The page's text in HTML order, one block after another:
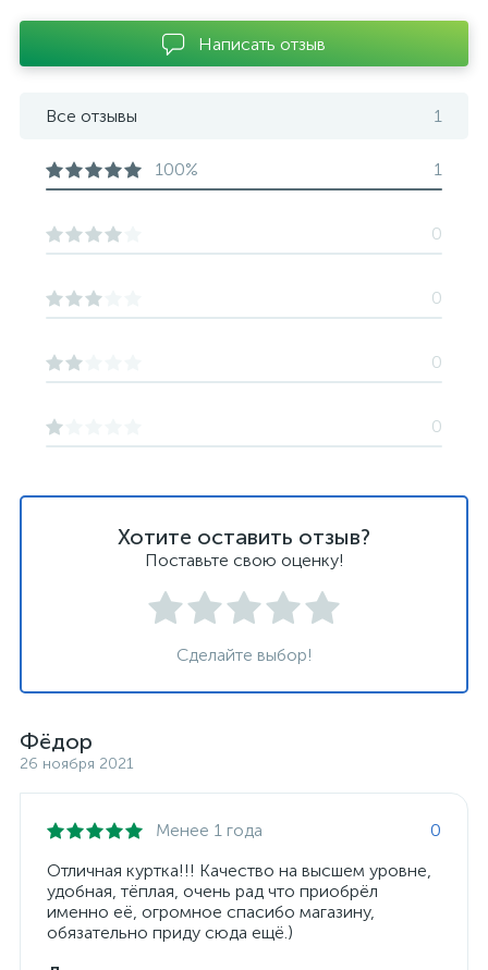
Хотите оставить отзыв?
Поставьте свою оценку!
Сделайте выбор!
Фёдор
26 ноября 2021
Менее 1 года
0
Отличная куртка!!! Качество на высшем уровне,
удобная, тёплая, очень рад что приобрёл
именно её, огромное спасибо магазину,
обязательно приду сюда ещё.)
Написать отзыв
Все отзывы 1
100% 1
0
0
0
0